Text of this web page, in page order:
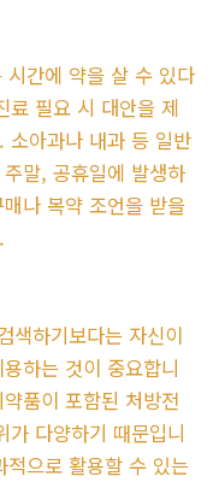
간에 약을 살 수 있다
료 필요 시 대안을 제
소아과나 내과 등 일반
말, 공휴일에 발생하
나 복약 조언을 받을
색하기보다는 자신이
하는 것이 중요합니
품이 포함된 처방전
다양하기 때문입니
으로 활용할 수 있는